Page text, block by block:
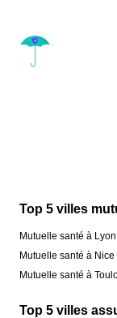
Top 5 villes
Mutuelle santé à Lyon
Mutuelle santé à Nice
Mutuelle santé à
Top 5 villes